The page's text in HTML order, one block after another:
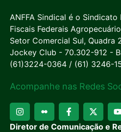
ANFFA Sindical é o
Fiscais Federais
Setor Comercial Sul, Quadra
Jockey Club - 70.302-912 -
(61)3224-0364 / (61) 3246-
Acompanhe nas Redes
Diretor de Comunicação e